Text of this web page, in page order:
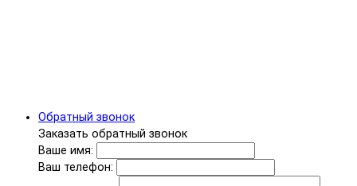
Обратный звонок
Заказать обратный звонок
Ваше имя:
Ваш телефон: